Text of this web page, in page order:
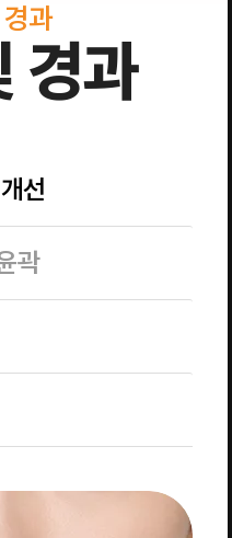
과
경과
선
곽